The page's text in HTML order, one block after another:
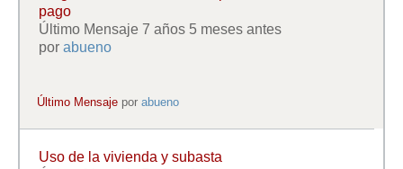
pago
Último Mensaje 7 años 5 meses antes
por abueno
Último Mensaje porabueno
Uso de la vivienda y subasta